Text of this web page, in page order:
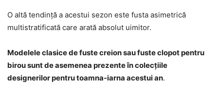
O altă tendință a acestui sezon este fusta asimetrică
multistratificată care arată absolut uimitor.
Modelele clasice de fuste creion sau fuste clopot pentru
birou sunt de asemenea prezente în colecțiile
designerilor pentru toamna-iarna acestui an.